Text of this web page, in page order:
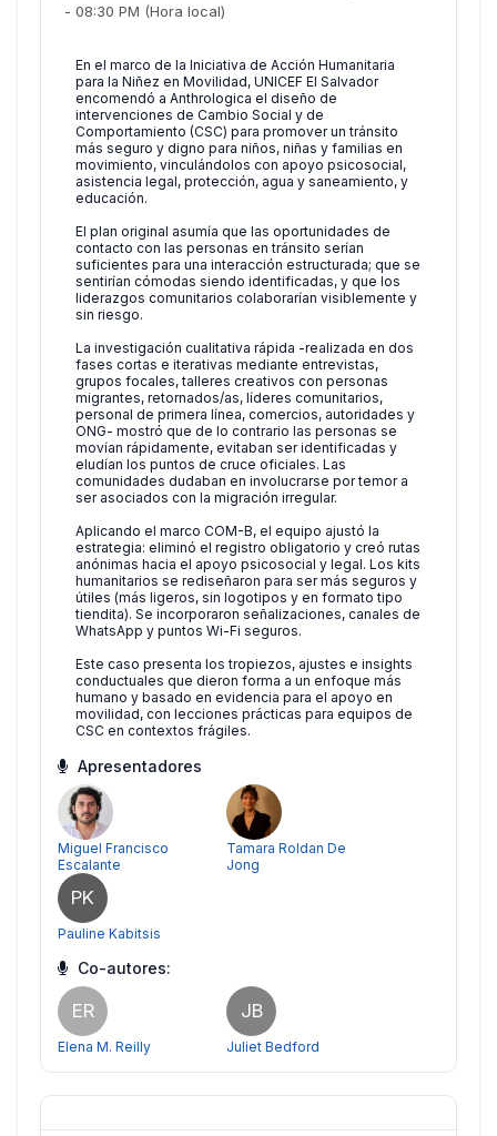
- 08:30 PM (Hora local)
En el marco de la Iniciativa de Acción Humanitaria
para la Niñez en Movilidad, UNICEF El Salvador
encomendó a Anthrologica el diseño de
intervenciones de Cambio Social y de
Comportamiento (CSC) para promover un tránsito
más seguro y digno para niños, niñas y familias en
movimiento, vinculándolos con apoyo psicosocial,
asistencia legal, protección, agua y saneamiento, y
educación.
El plan original asumía que las oportunidades de
contacto con las personas en tránsito serían
suficientes para una interacción estructurada; que se
sentirían cómodas siendo identificadas, y que los
liderazgos comunitarios colaborarían visiblemente y
sin riesgo.
La investigación cualitativa rápida -realizada en dos
fases cortas e iterativas mediante entrevistas,
grupos focales, talleres creativos con personas
migrantes, retornados/as, líderes comunitarios,
personal de primera línea, comercios, autoridades y
ONG- mostró que de lo contrario las personas se
movían rápidamente, evitaban ser identificadas y
eludían los puntos de cruce oficiales. Las
comunidades dudaban en involucrarse por temor a
ser asociados con la migración irregular.
Aplicando el marco COM-B, el equipo ajustó la
estrategia: eliminó el registro obligatorio y creó rutas
anónimas hacia el apoyo psicosocial y legal. Los kits
humanitarios se rediseñaron para ser más seguros y
útiles (más ligeros, sin logotipos y en formato tipo
tiendita). Se incorporaron señalizaciones, canales de
WhatsApp y puntos Wi-Fi seguros.
Este caso presenta los tropiezos, ajustes e insights
conductuales que dieron forma a un enfoque más
humano y basado en evidencia para el apoyo en
movilidad, con lecciones prácticas para equipos de
CSC en contextos frágiles.
Apresentadores
Miguel Francisco
Escalante
Tamara Roldan De
Jong
PK
Pauline Kabitsis
Co-autores:
ER
Elena M. Reilly
JB
Juliet Bedford